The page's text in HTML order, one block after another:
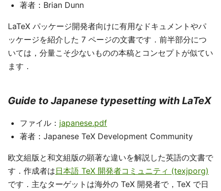
著者：Brian Dunn
LaTeX パッケージ開発者向けに有用なドキュメントやパ
ッケージを紹介した 7 ページの文書です．前半部分につ
いては，分量こそ少ないものの本稿とコンセプトが似てい
ます．
Guide to Japanese typesetting with LaTeX
ファイル： japanese.pdf
著者：Japanese TeX Development Community
欧文組版と和文組版の顕著な違いを解説した英語の文書で
す．作成者は日本語 TeX 開発者コミュニティ (texjporg)
です．主なターゲットは海外の TeX 開発者で，TeX で日